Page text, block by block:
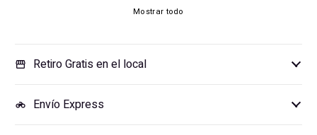
Mostrar todo
storefront Retiro Gratis en el local
motorcycle Envío Express